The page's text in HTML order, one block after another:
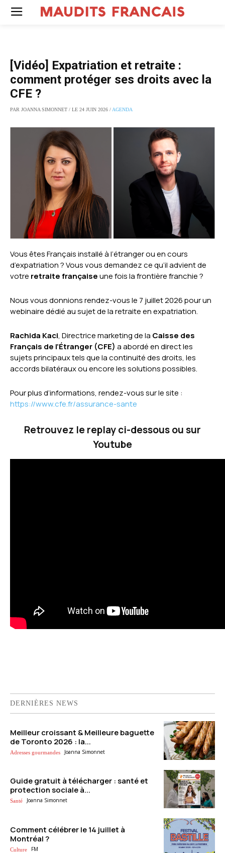
[Vidéo] Expatriation et retraite :
comment protéger ses droits avec la
CFE ?
PAR JOANNA SIMONNET / LE 24 JUIN 2026 /AGENDA
Vous êtes Français installé à l’étranger ou en cours
d’expatriation ? Vous vous demandez ce qu’il advient de
votre retraite françaiseune fois la frontière franchie ?
Nous vous donnions rendez-vous le 7 juillet 2026 pour un
webinaire dédié au sujet de la retraite en expatriation.
Rachida Kaci, Directrice marketing de la Caisse des
Français de l’Étranger (CFE) a abordé en direct les
sujets principaux tels que la continuité des droits, les
accords bilatéraux ou encore les solutions possibles.
Pour plus d’informations, rendez-vous sur le site :
https://www.cfe.fr/assurance-sante
Retrouvez le replay ci-dessous ou sur
Youtube
DERNIÈRES NEWS
Meilleur croissant & Meilleure baguette
de Toronto 2026 : la...
Adresses gourmandes Joanna Simonnet
Guide gratuit à télécharger : santé et
protection sociale à...
Santé Joanna Simonnet
Comment célébrer le 14 juillet à
Montréal ?
Culture FM